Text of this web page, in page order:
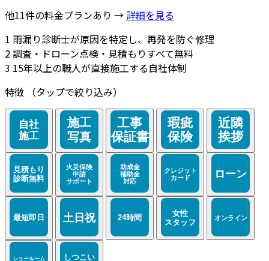
他11件の料金プランあり → 詳細を見る
1 雨漏り診断士が原因を特定し、再発を防ぐ修理
2調査・ドローン点検・見積もりすべて無料
3 15年以上の職人が直接施工する自社体制
特徴
（タップで絞り込み）